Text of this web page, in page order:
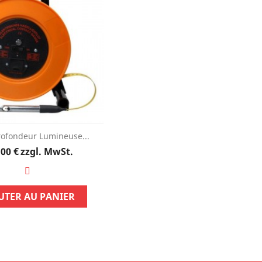
Lumineuse...
Preis
€zzgl. MwSt.
AU PANIER